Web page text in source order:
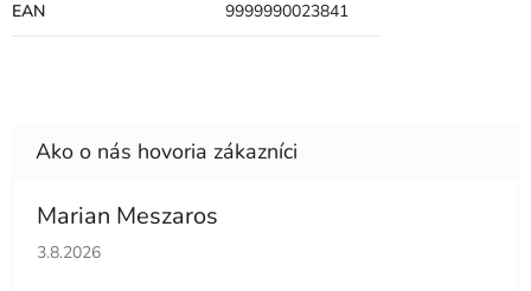
EAN 9999990023841
Marian Meszaros
Hodnotenie obchodu je 5 z 5 hviezdičiek.
3.8.2026